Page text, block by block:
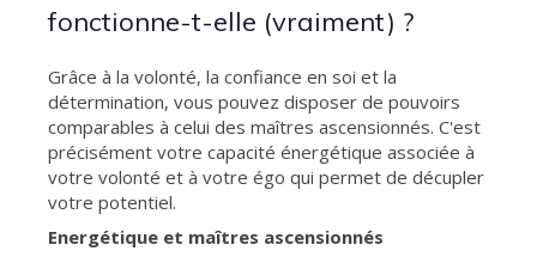
fonctionne-t-elle (vraiment) ?
Grâce à la volonté, la confiance en soi et la
détermination, vous pouvez disposer de pouvoirs
comparables à celui des maîtres ascensionnés. C'est
précisément votre capacité énergétique associée à
votre volonté et à votre égo qui permet de décupler
votre potentiel.
Energétique et maîtres ascensionnés